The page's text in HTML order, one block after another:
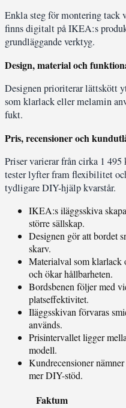
Enkla steg för montering tack
finns digitalt på IKEA:s
grundläggande verktyg.
Design, material och
Designen prioriterar lättskött
som klarlack eller melamin
fukt.
Pris, recensioner och
Priser varierar från cirka 1
tester lyfter fram flexibilitet
tydligare DIY-hjälp kvarstår.
IKEA:s iläggsskiva
större sällskap.
Designen gör att bordet
skarv.
Materialval som klarlack
och ökar hållbarheten.
Bordsbenen följer med
platseffektivitet.
Iläggsskivan förvaras
används.
Prisintervallet ligger
modell.
Kundrecensioner
mer DIY-stöd.
Faktum